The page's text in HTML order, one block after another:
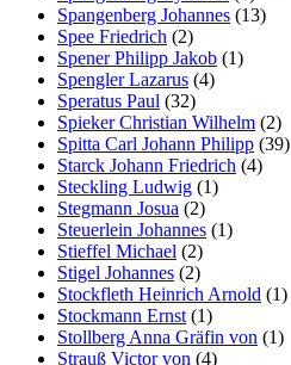
Spangenberg Johannes (13)
Spee Friedrich (2)
Spener Philipp Jakob (1)
Spengler Lazarus (4)
Speratus Paul (32)
Spieker Christian Wilhelm (2)
Spitta Carl Johann Philipp (39)
Starck Johann Friedrich (4)
Steckling Ludwig (1)
Stegmann Josua (2)
Steuerlein Johannes (1)
Stieffel Michael (2)
Stigel Johannes (2)
Stockfleth Heinrich Arnold (1)
Stockmann Ernst (1)
Stollberg Anna Gräfin von (1)
Strauß Victor von (4)